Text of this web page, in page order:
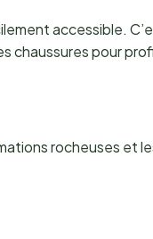
accessible.
chaussures pour
rocheuses et